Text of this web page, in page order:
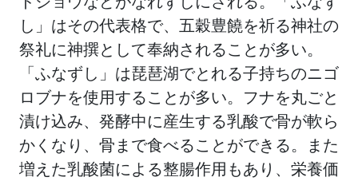
し」はその代表格で、五穀豊饒を祈る神社の
祭礼に神撰として奉納されることが多い。
「ふなずし」は琵琶湖でとれる子持ちのニゴ
ロブナを使用することが多い。フナを丸ごと
漬け込み、発酵中に産生する乳酸で骨が軟ら
かくなり、骨まで食べることができる。また
増えた乳酸菌による整腸作用もあり、栄養価